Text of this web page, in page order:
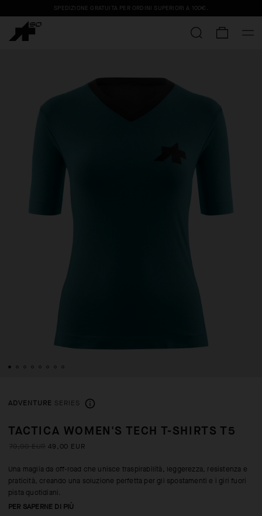
SPEDIZIONE GRATUITA PER ORDINI SUPERIORI A 100€ .
ADVENTURE SERIES
TACTICA WOMEN'S TECH T-SHIRTS T5
49,00 EUR
Una maglia da off-road che unisce traspirabilità, leggerezza, resistenza e
praticità, creando una soluzione perfetta per gli spostamenti e i giri fuori
pista quotidiani.
PER SAPERNE DI PIÙ